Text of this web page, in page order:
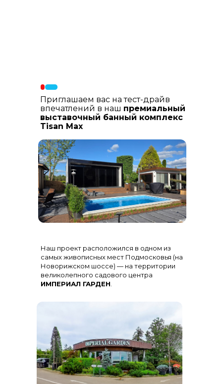
Приглашаем вас на тест-драйв
впечатлений в наш премиальный
выставочный банный комплекс
Tisan Max
Наш проект расположился в одном из
самых живописных мест Подмосковья (на
Новорижском шоссе) — на территории
великолепного садового центра
ИМПЕРИАЛ ГАРДЕН
алюминиевыми импостами
черного цвета для жесткости и
стиля
лиственницы, шлифованный
керамогранит